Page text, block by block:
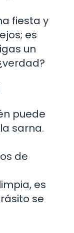
fiesta y
es
un
puede
sarna.
de
es
se